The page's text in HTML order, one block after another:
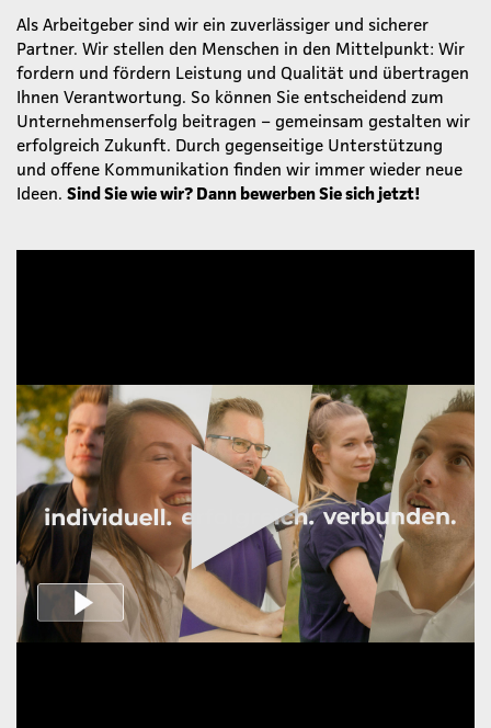
Als Arbeitgeber sind wir ein zuverlässiger und sicherer
Partner. Wir stellen den Menschen in den Mittelpunkt: Wir
fordern und fördern Leistung und Qualität und übertragen
Ihnen Verantwortung. So können Sie entscheidend zum
Unternehmenserfolg beitragen – gemeinsam gestalten wir
erfolgreich Zukunft. Durch gegenseitige Unterstützung
und offene Kommunikation finden wir immer wieder neue
Ideen. Sind Sie wie wir? Dann bewerben Sie sich jetzt!